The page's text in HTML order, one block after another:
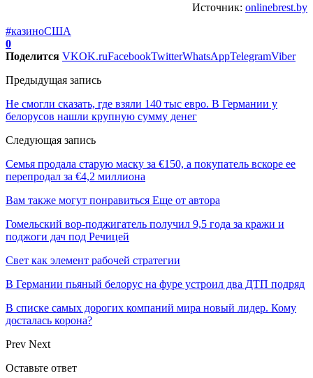
Источник: onlinebrest.by
#казиноСША
0
Поделится VKOK.ruFacebookTwitterWhatsAppTelegramViber
Предыдущая запись
Не смогли сказать, где взяли 140 тыс евро. В Германии у
белорусов нашли крупную сумму денег
Следующая запись
Семья продала старую маску за €150, а покупатель вскоре ее
перепродал за €4,2 миллиона
Вам также могут понравиться Еще от автора
Гомельский вор-поджигатель получил 9,5 года за кражи и
поджоги дач под Речицей
Свет как элемент рабочей стратегии
В Германии пьяный белорус на фуре устроил два ДТП подряд
В списке самых дорогих компаний мира новый лидер. Кому
досталась корона?
Prev Next
Оставьте ответ